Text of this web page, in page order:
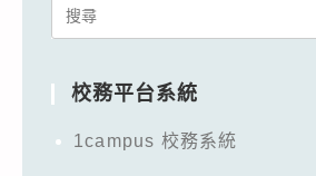
Search
校務平台系統
1campus 校務系統